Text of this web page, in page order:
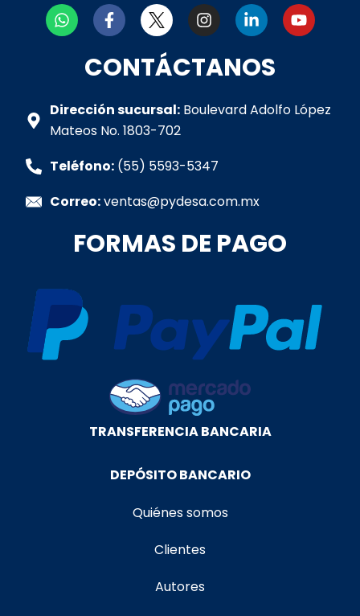
W
h
p
p
F
a
e
b
o
k
-
I
n
t
a
r
L
i
k
e
i
Y
o
e
CONTÁCTANOS
Dirección sucursal: Boulevard Adolfo López
Mateos No. 1803-702
Teléfono: (55) 5593-5347
Correo:ventas@pydesa.com.mx
FORMAS DE PAGO
TRANSFERENCIA BANCARIA
DEPÓSITO BANCARIO
Quiénes somos
Clientes
Autores